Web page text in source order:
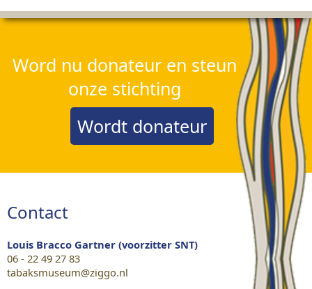
Word nu donateur en steun
onze stichting
Wordt donateur
Contact
Louis Bracco Gartner (voorzitter SNT)
06 - 22 49 27 83
tabaksmuseum@ziggo.nl